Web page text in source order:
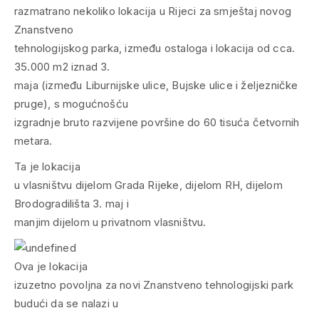
razmatrano nekoliko lokacija u Rijeci za smještaj novog
Znanstveno
tehnologijskog parka, između ostaloga i lokacija od cca.
35.000 m2 iznad 3.
maja (između Liburnijske ulice, Bujske ulice i željezničke
pruge), s mogućnošću
izgradnje bruto razvijene površine do 60 tisuća četvornih
metara.
Ta je lokacija
u vlasništvu dijelom Grada Rijeke, dijelom RH, dijelom
Brodogradilišta 3. maj i
manjim dijelom u privatnom vlasništvu.
Ova je lokacija
izuzetno povoljna za novi Znanstveno tehnologijski park
budući da se nalazi u